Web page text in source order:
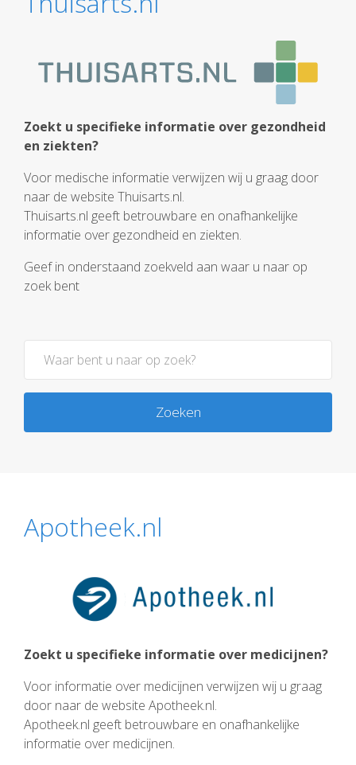
Zoekt u specifieke informatie over gezondheid
en ziekten?
Voor medische informatie verwijzen wij u graag door
naar de website Thuisarts.nl.
Thuisarts.nl geeft betrouwbare en onafhankelijke
informatie over gezondheid en ziekten.
Geef in onderstaand zoekveld aan waar u naar op
zoek bent
Zoeken
Apotheek.nl
Zoekt u specifieke informatie over medicijnen?
Voor informatie over medicijnen verwijzen wij u graag
door naar de website Apotheek.nl.
Apotheek.nl geeft betrouwbare en onafhankelijke
informatie over medicijnen.